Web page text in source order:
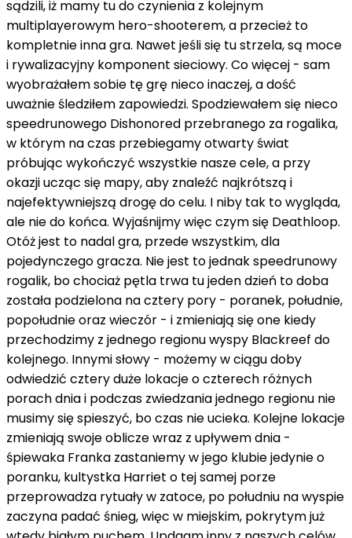
sądzili, iż mamy tu do czynienia z kolejnym
multiplayerowym hero-shooterem, a przecież to
kompletnie inna gra. Nawet jeśli się tu strzela, są moce
i rywalizacyjny komponent sieciowy. Co więcej - sam
wyobrażałem sobie tę grę nieco inaczej, a dość
uważnie śledziłem zapowiedzi. Spodziewałem się nieco
speedrunowego Dishonored przebranego za rogalika,
w którym na czas przebiegamy otwarty świat
próbując wykończyć wszystkie nasze cele, a przy
okazji ucząc się mapy, aby znaleźć najkrótszą i
najefektywniejszą drogę do celu. I niby tak to wygląda,
ale nie do końca. Wyjaśnijmy więc czym się Deathloop.
Otóż jest to nadal gra, przede wszystkim, dla
pojedynczego gracza. Nie jest to jednak speedrunowy
rogalik, bo chociaż pętla trwa tu jeden dzień to doba
została podzielona na cztery pory - poranek, południe,
popołudnie oraz wieczór - i zmieniają się one kiedy
przechodzimy z jednego regionu wyspy Blackreef do
kolejnego. Innymi słowy - możemy w ciągu doby
odwiedzić cztery duże lokacje o czterech różnych
porach dnia i podczas zwiedzania jednego regionu nie
musimy się spieszyć, bo czas nie ucieka. Kolejne lokacje
zmieniają swoje oblicze wraz z upływem dnia -
śpiewaka Franka zastaniemy w jego klubie jedynie o
poranku, kultystka Harriet o tej samej porze
przeprowadza rytuały w zatoce, po południu na wyspie
zaczyna padać śnieg, więc w miejskim, pokrytym już